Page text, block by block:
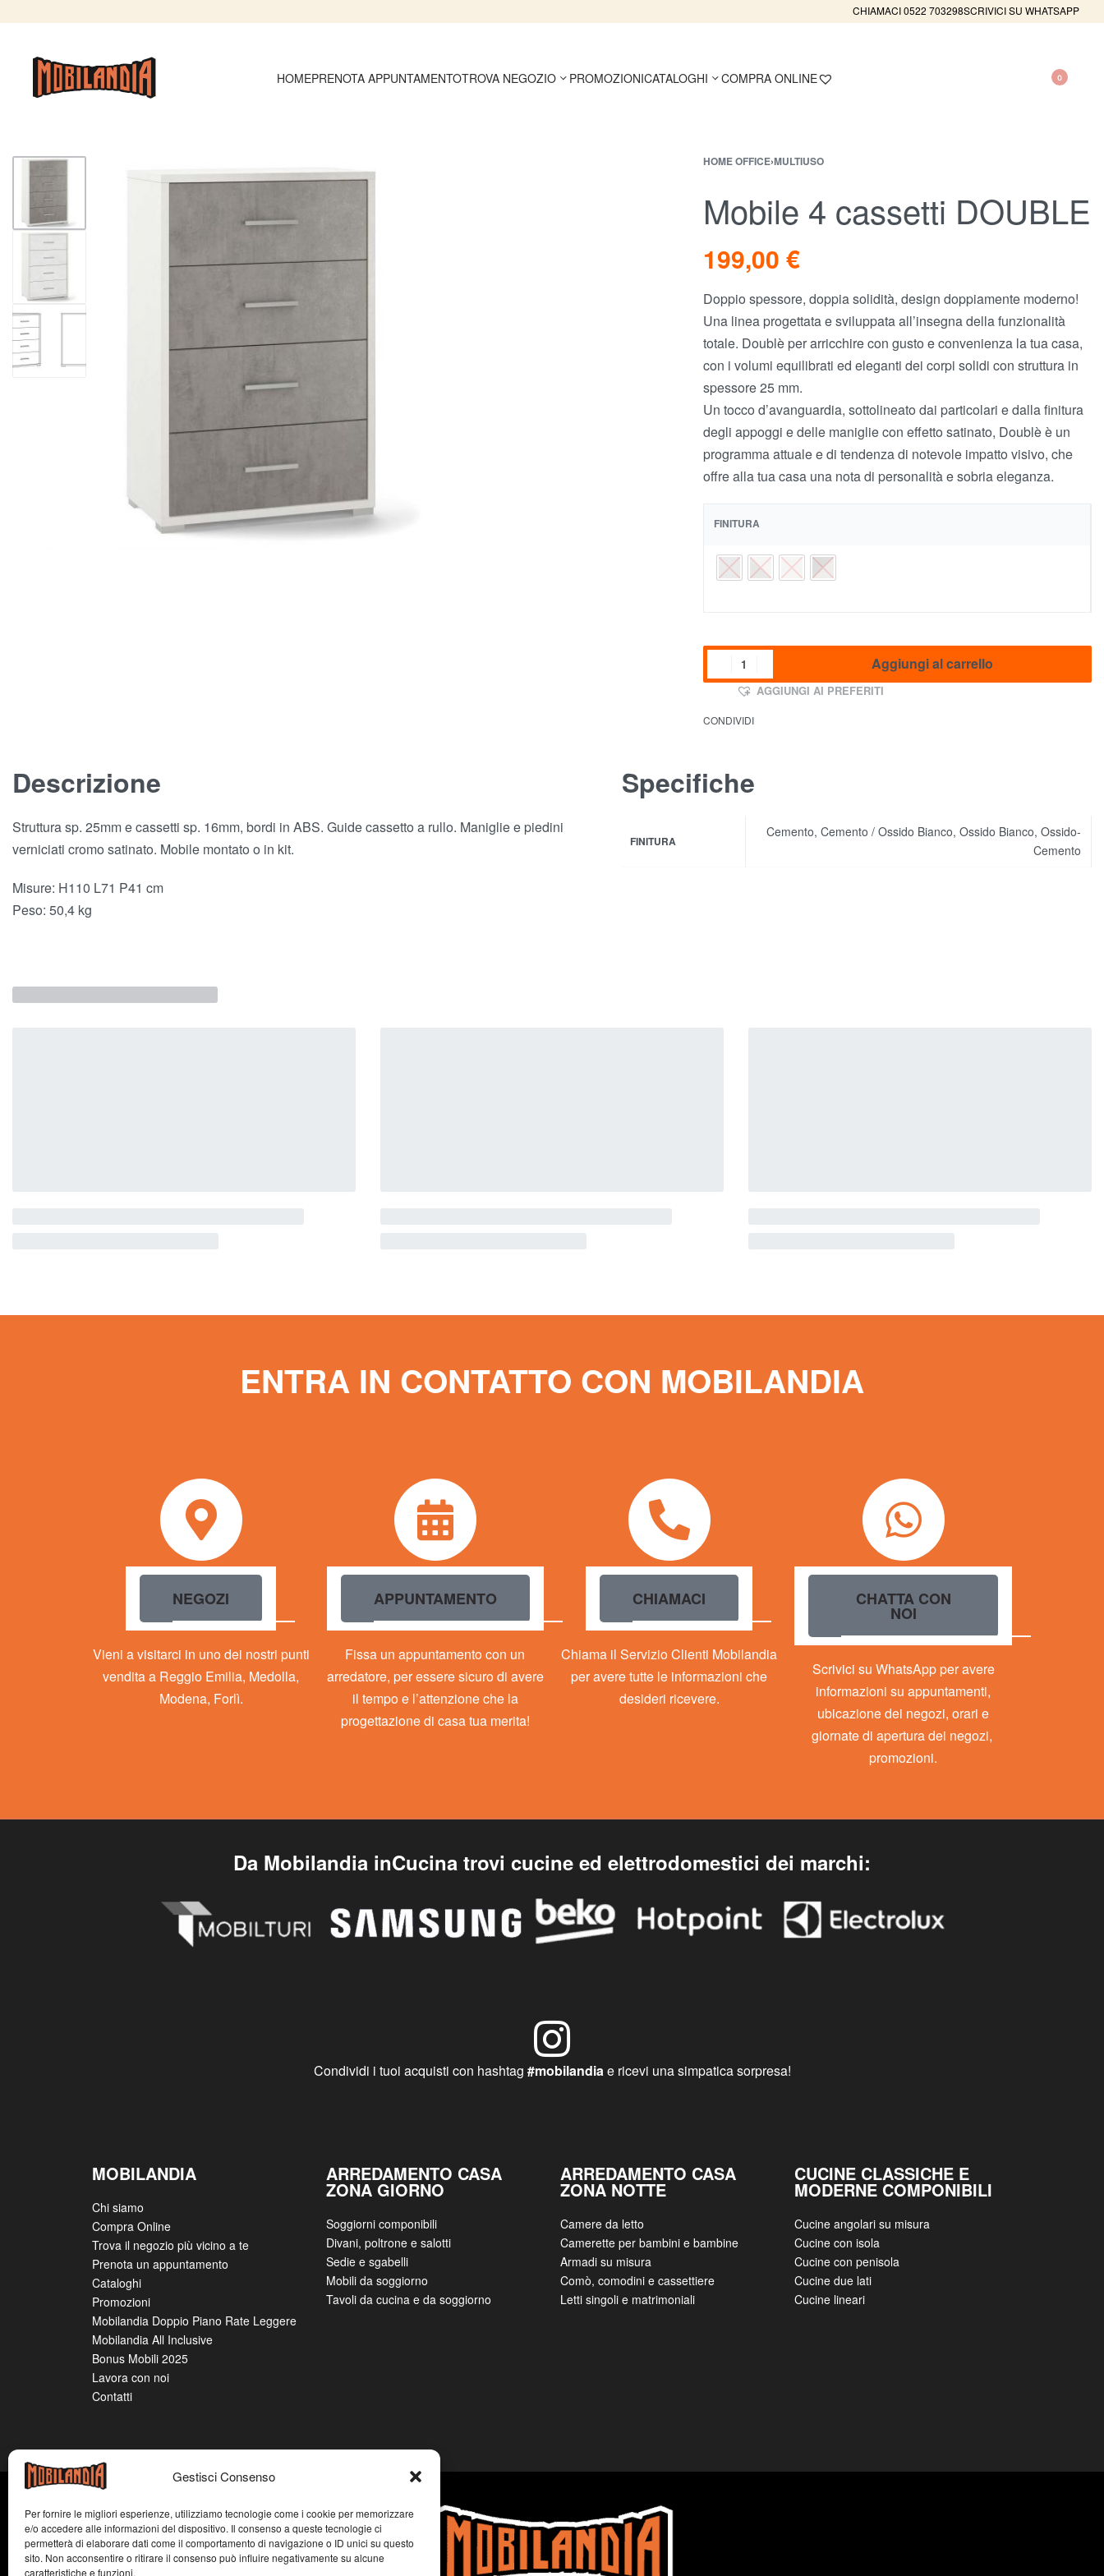
Gestisci Consenso
Per fornire le migliori esperienze, utilizziamo tecnologie come i cookie per memorizzare
e/o accedere alle informazioni del dispositivo. Il consenso a queste tecnologie ci
permetterà di elaborare dati come il comportamento di navigazione o ID unici su questo
sito. Non acconsentire o ritirare il consenso può influire negativamente su alcune
caratteristiche e funzioni.
CHIAMACI 0522 703298SCRIVICI SU WHATSAPP
HOMEPRENOTA APPUNTAMENTOTROVA NEGOZIO PROMOZIONICATALOGHI COMPRA ONLINE 0
HOME OFFICE›MULTIUSO
Mobile 4 cassetti DOUBLE
199,00 €
Doppio spessore, doppia solidità, design doppiamente moderno!
Una linea progettata e sviluppata all’insegna della funzionalità
totale. Doublè per arricchire con gusto e convenienza la tua casa,
con i volumi equilibrati ed eleganti dei corpi solidi con struttura in
spessore 25 mm.
Un tocco d’avanguardia, sottolineato dai particolari e dalla finitura
degli appoggi e delle maniglie con effetto satinato, Doublè è un
programma attuale e di tendenza di notevole impatto visivo, che
offre alla tua casa una nota di personalità e sobria eleganza.
FINITURA
Aggiungi al carrello
AGGIUNGI AI PREFERITI
CONDIVIDI
Descrizione
Struttura sp. 25mm e cassetti sp. 16mm, bordi in ABS. Guide cassetto a rullo. Maniglie e piedini
verniciati cromo satinato. Mobile montato o in kit.
Misure: H110 L71 P41 cm
Peso: 50,4 kg
Specifiche
FINITURA
Cemento, Cemento / Ossido Bianco, Ossido Bianco, Ossido-
Cemento
ENTRA IN CONTATTO CON MOBILANDIA
NEGOZI
Vieni a visitarci in uno dei nostri punti
vendita a Reggio Emilia, Medolla,
Modena, Forlì.
APPUNTAMENTO
Fissa un appuntamento con un
arredatore, per essere sicuro di avere
il tempo e l’attenzione che la
progettazione di casa tua merita!
CHIAMACI
Chiama il Servizio Clienti Mobilandia
per avere tutte le informazioni che
desideri ricevere.
CHATTA CON
NOI
Scrivici su WhatsApp per avere
informazioni su appuntamenti,
ubicazione dei negozi, orari e
giornate di apertura dei negozi,
promozioni.
Da Mobilandia inCucina trovi cucine ed elettrodomestici dei marchi:
Condividi i tuoi acquisti con hashtag #mobilandia e ricevi una simpatica sorpresa!
MOBILANDIA
Chi siamo
Compra Online
Trova il negozio più vicino a te
Prenota un appuntamento
Cataloghi
Promozioni
Mobilandia Doppio Piano Rate Leggere
Mobilandia All Inclusive
Bonus Mobili 2025
Lavora con noi
Contatti
ARREDAMENTO CASA
ZONA GIORNO
Soggiorni componibili
Divani, poltrone e salotti
Sedie e sgabelli
Mobili da soggiorno
Tavoli da cucina e da soggiorno
ARREDAMENTO CASA
ZONA NOTTE
Camere da letto
Camerette per bambini e bambine
Armadi su misura
Comò, comodini e cassettiere
Letti singoli e matrimoniali
CUCINE CLASSICHE E
MODERNE COMPONIBILI
Cucine angolari su misura
Cucine con isola
Cucine con penisola
Cucine due lati
Cucine lineari